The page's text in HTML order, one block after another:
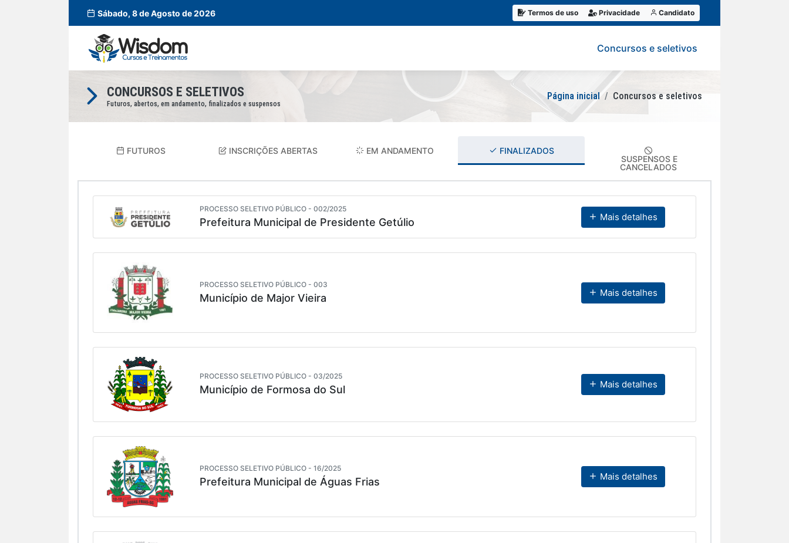
Sábado, 8 de Agosto de 2026 Termos de uso Privacidade Candidato
Concursos e seletivos
CONCURSOS E SELETIVOS
Futuros, abertos, em andamento, finalizados e suspensos
Página inicial Concursos e seletivos
FUTUROS INSCRIÇÕES ABERTAS EM ANDAMENTO
FINALIZADOS
SUSPENSOS E
CANCELADOS
PROCESSO SELETIVO PÚBLICO - 002/2025
Prefeitura Municipal de Presidente Getúlio Mais detalhes
PROCESSO SELETIVO PÚBLICO - 003
Município de Major Vieira Mais detalhes
PROCESSO SELETIVO PÚBLICO - 03/2025
Município de Formosa do Sul Mais detalhes
PROCESSO SELETIVO PÚBLICO - 16/2025
Prefeitura Municipal de Águas Frias Mais detalhes